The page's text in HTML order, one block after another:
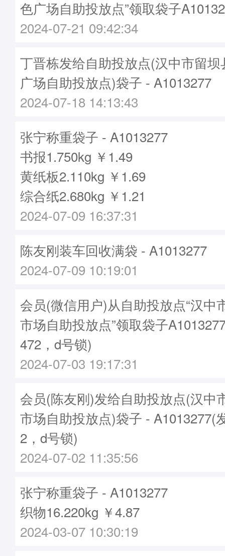
色广场自助投放点”领取袋子
2024-07-21 09:42:34
丁晋栋发给自助投放点(汉中市留
广场自助投放点)袋子 - A1013277
2024-07-18 14:13:43
张宁称重袋子 - A1013277
书报1.750kg ￥1.49
黄纸板2.110kg ￥1.69
综合纸2.680kg ￥1.21
2024-07-09 16:37:31
陈友刚装车回收满袋 - A1013277
2024-07-09 10:19:01
会员(微信用户)从自助投放点“汉中
市场自助投放点”领取袋子
472，d号锁)
2024-07-03 19:17:31
会员(陈友刚)发给自助投放点(汉中
市场自助投放点)袋子 - A1013277(
2，d号锁)
2024-07-02 11:35:56
张宁称重袋子 - A1013277
织物16.220kg ￥4.87
2024-03-07 10:30:19